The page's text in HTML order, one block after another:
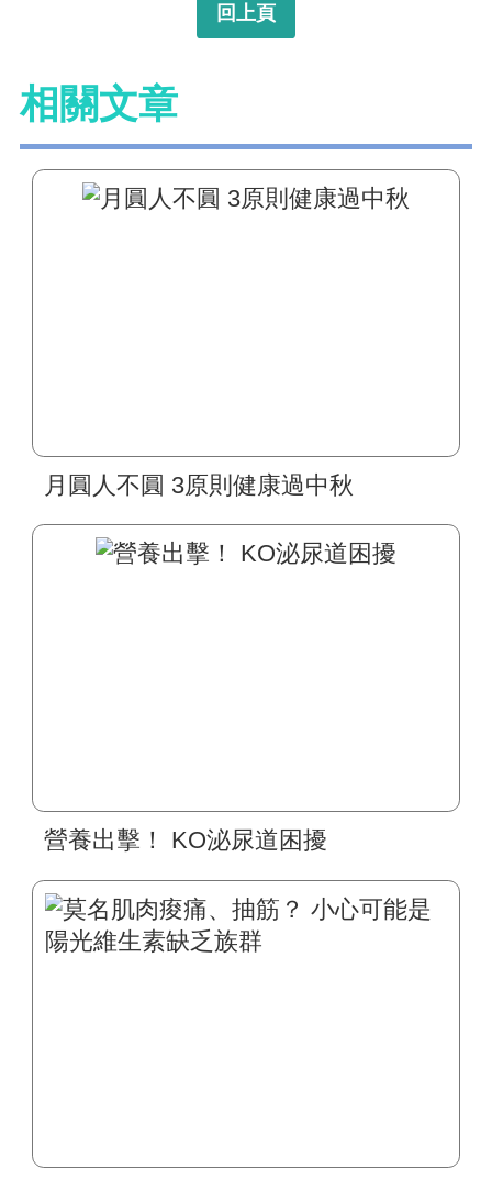
回上頁
相關文章
月圓人不圓 3原則健康過中秋
營養出擊！ KO泌尿道困擾